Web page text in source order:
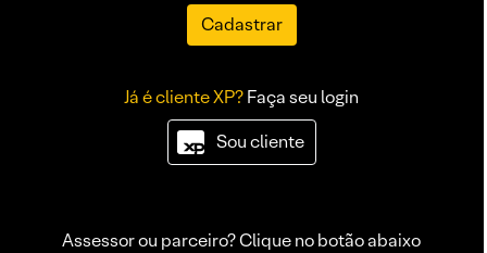
Cadastrar
Já é cliente XP?Faça seu login
Sou cliente
Assessor ou parceiro? Clique no botão abaixo